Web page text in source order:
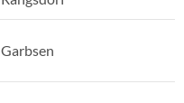
Garbsen